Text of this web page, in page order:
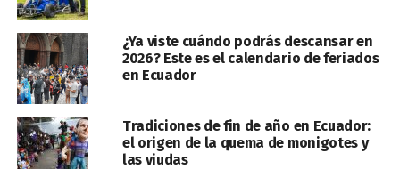
¿Ya viste cuándo podrás descansar en
2026? Este es el calendario de feriados
en Ecuador
Tradiciones de fin de año en Ecuador:
el origen de la quema de monigotes y
las viudas